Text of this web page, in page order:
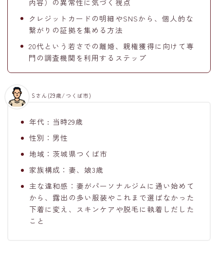
内容）の異常性に気づく視点
クレジットカードの明細やSNSから、個人的な
繋がりの証拠を集める方法
20代という若さでの離婚、親権獲得に向けて専
門の調査機関を利用するステップ
年代 : 当時29歳
性別：男性
地域：茨城県つくば市
家族構成：妻、娘3歳
主な違和感：妻がパーソナルジムに通い始めて
から、露出の多い服装やこれまで選ばなかった
下着に変え、スキンケアや脱毛に執着しだした
こと
Sさん(29歳/つくば市)